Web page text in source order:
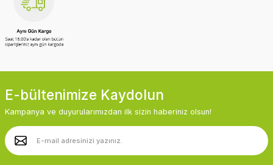
E-bültenimize Kaydolun
Kampanya ve duyurularımızdan ilk sizin haberiniz olsun!